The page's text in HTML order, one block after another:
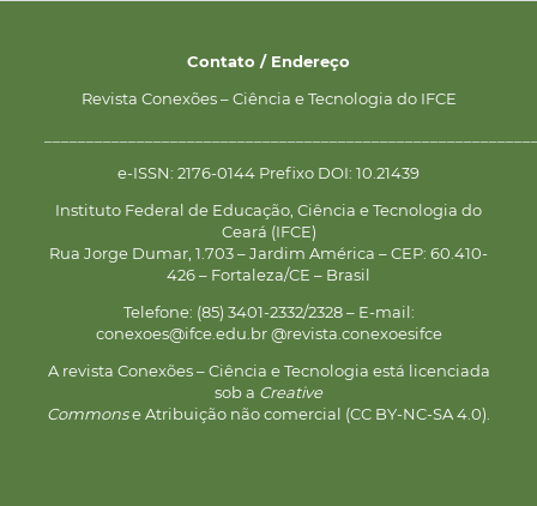
Contato / Endereço
Revista Conexões – Ciência e Tecnologia do IFCE
e-ISSN: 2176-0144 Prefixo DOI: 10.21439
Instituto Federal de Educação, Ciência e Tecnologia do
Ceará (IFCE)
Rua Jorge Dumar, 1.703 – Jardim América – CEP: 60.410-
426 – Fortaleza/CE – Brasil
Telefone: (85) 3401-2332/2328 – E-mail:
conexoes@ifce.edu.br @revista.conexoesifce
A revista Conexões – Ciência e Tecnologia está licenciada
sob a Creative
Commonse Atribuição não comercial (CC BY-NC-SA 4.0).